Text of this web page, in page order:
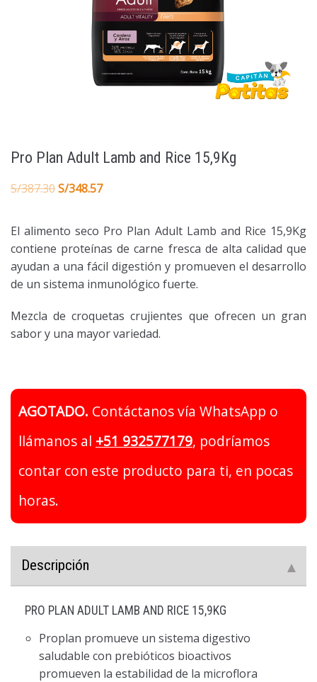
Pro Plan Adult Lamb and Rice 15,9Kg
S/387.30S/348.57
El alimento seco Pro Plan Adult Lamb and Rice 15,9Kg
contiene proteínas de carne fresca de alta calidad que
ayudan a una fácil digestión y promueven el desarrollo
de un sistema inmunológico fuerte.
Mezcla de croquetas crujientes que ofrecen un gran
sabor y una mayor variedad.
AGOTADO. Contáctanos vía WhatsApp o
llámanos al +51 932577179, podríamos
contar con este producto para ti, en pocas
horas.
Descripción
PRO PLAN ADULT LAMB AND RICE 15,9KG
Proplan promueve un sistema digestivo
saludable con prebióticos bioactivos
promueven la estabilidad de la microflora